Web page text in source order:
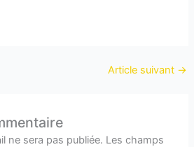
Article suivant →
ne sera pas publiée. Les champs